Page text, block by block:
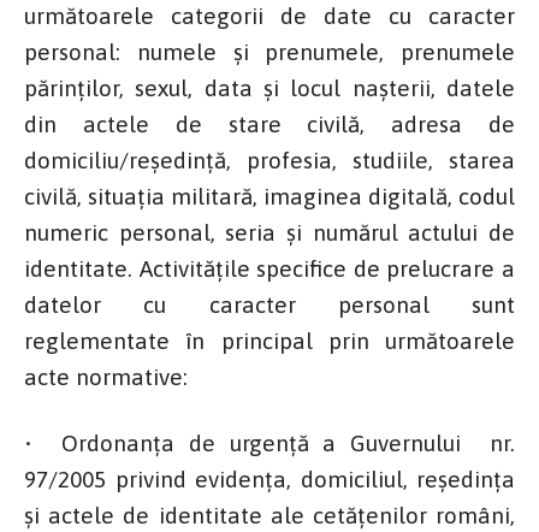
următoarele categorii de date cu caracter
personal: numele şi prenumele, prenumele
părinţilor, sexul, data şi locul naşterii, datele
din actele de stare civilă, adresa de
domiciliu/reşedinţă, profesia, studiile, starea
civilă, situaţia militară, imaginea digitală, codul
numeric personal, seria şi numărul actului de
identitate. Activităţile specifice de prelucrare a
datelor cu caracter personal sunt
reglementate în principal prin următoarele
acte normative:
• Ordonanţa de urgenţă a Guvernului nr.
97/2005 privind evidenţa, domiciliul, reşedinţa
şi actele de identitate ale cetăţenilor români,